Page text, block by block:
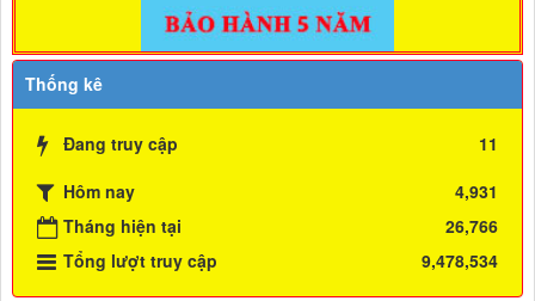
Thống kê
Đang truy cập
11
Hôm nay
4,931
Tháng hiện tại
26,766
Tổng lượt truy cập
9,478,534